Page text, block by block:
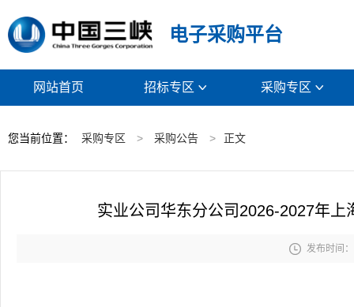
电子采购平台
网站首页 招标专区  采购专区 
您当前位置： 采购专区 > 采购公告 > 正文
实业公司华东分公司2026-2027年
 发布时间